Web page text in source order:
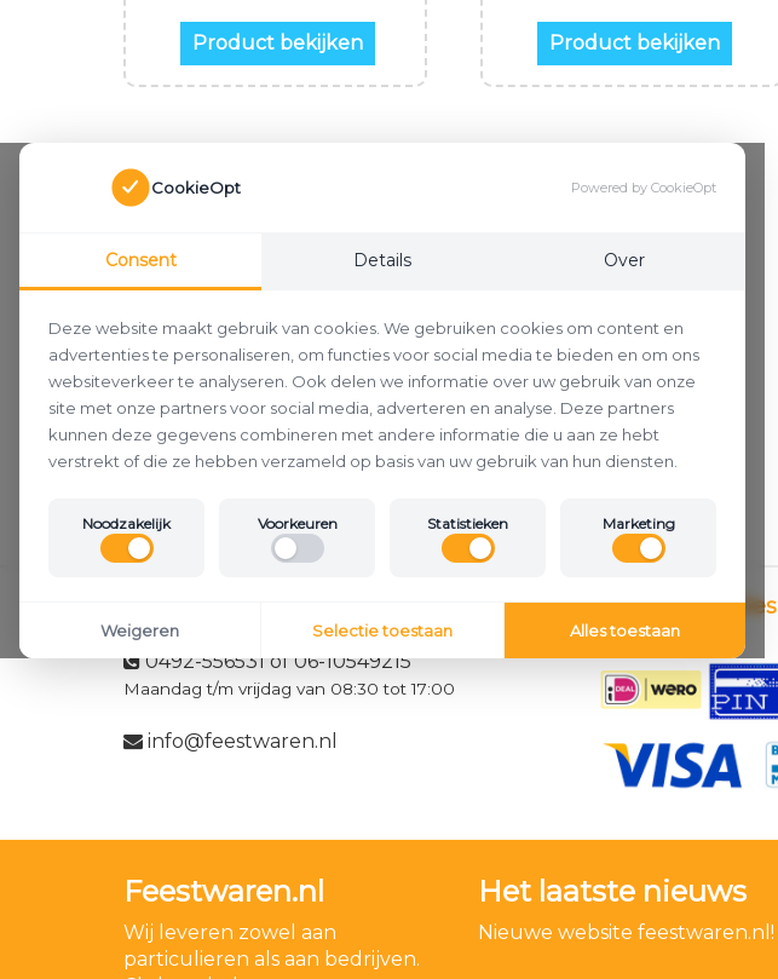
Product bekijken Product bekijken
0492-556531 of 06-10549215
Maandag t/m vrijdag van 08:30 tot 17:00
info@feestwaren.nl
Betaalmethodes
Feestwaren.nl
Wij leveren zowel aan
particulieren als aan bedrijven.
Het laatste nieuws
Nieuwe website feestwaren.nl!
CookieOpt Powered by CookieOpt
Consent Details Over
Deze website maakt gebruik van cookies. We gebruiken cookies om content en
advertenties te personaliseren, om functies voor social media te bieden en om ons
websiteverkeer te analyseren. Ook delen we informatie over uw gebruik van onze
site met onze partners voor social media, adverteren en analyse. Deze partners
kunnen deze gegevens combineren met andere informatie die u aan ze hebt
verstrekt of die ze hebben verzameld op basis van uw gebruik van hun diensten.
Noodzakelijk Voorkeuren Statistieken Marketing
Weigeren Selectie toestaan Alles toestaan